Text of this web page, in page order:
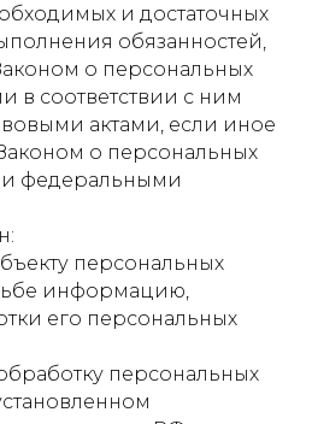
и достаточных
обязанностей,
о персональных
в соответствии с ним
актами, если иное
о персональных
федеральными
персональных
информацию,
его персональных
персональных